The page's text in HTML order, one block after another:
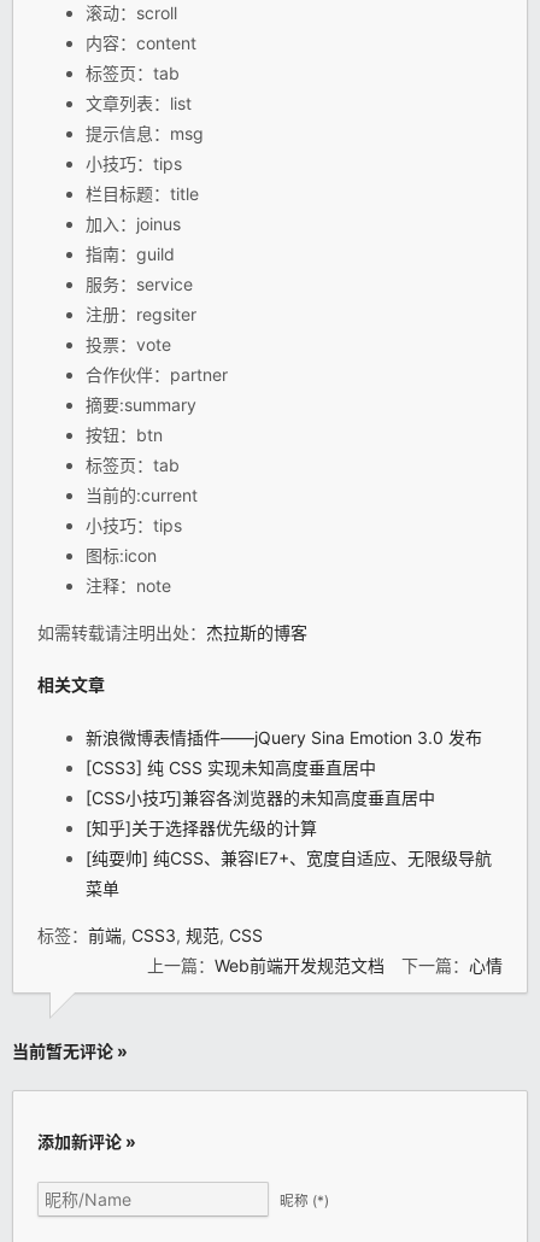
滚动：scroll
内容：content
标签页：tab
文章列表：list
提示信息：msg
小技巧：tips
栏目标题：title
加入：joinus
指南：guild
服务：service
注册：regsiter
投票：vote
合作伙伴：partner
摘要:summary
按钮：btn
标签页：tab
当前的:current
小技巧：tips
图标:icon
注释：note
如需转载请注明出处： 杰拉斯的博客
相关文章
新浪微博表情插件——jQuery Sina Emotion 3.0 发布
[CSS3] 纯 CSS 实现未知高度垂直居中
[CSS小技巧]兼容各浏览器的未知高度垂直居中
[知乎]关于选择器优先级的计算
[纯耍帅] 纯CSS、兼容IE7+、宽度自适应、无限级导航
菜单
标签： 前端, CSS3, 规范, CSS
上一篇： Web前端开发规范文档 下一篇： 心情
当前暂无评论 »
添加新评论 »
昵称 (*)